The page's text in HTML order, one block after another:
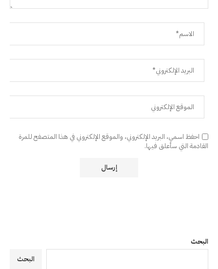
احفظ اسمي، البريد الإلكتروني، والموقع الإلكتروني في هذا المتصفح للمرة
القادمة التي سأعلق فيها.
البحث
البحث